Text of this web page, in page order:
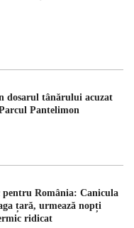
dosarul tânărului acuzat
Pantelimon
România: Canicula
țară, urmează nopți
ridicat